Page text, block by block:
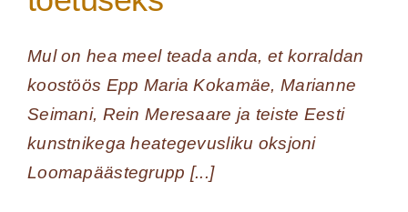
Mul on hea meel teada anda, et korraldan
koostöös Epp Maria Kokamäe, Marianne
Seimani, Rein Meresaare ja teiste Eesti
kunstnikega heategevusliku oksjoni
Loomapäästegrupp [...]